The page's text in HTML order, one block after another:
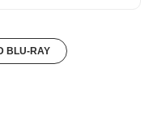
BLU-RAY